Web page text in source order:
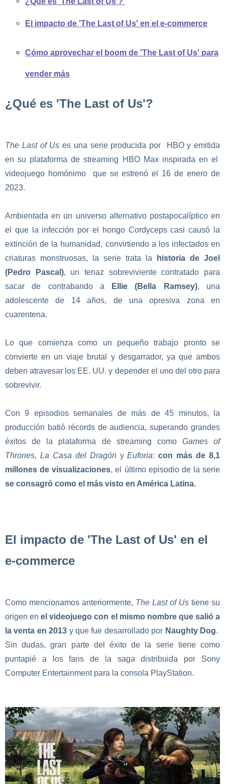
El impacto de 'The Last of Us' en el e-commerce
Cómo aprovechar el boom de 'The Last of Us' para
vender más
¿Qué es 'The Last of Us'?
The Last of Us es una serie producida por HBO y emitida
en su plataforma de streaming HBO Max inspirada en el
videojuego homónimo que se estrenó el 16 de enero de
2023.
Ambientada en un universo alternativo postapocalíptico en
el que la infección por el hongo Cordyceps casi causó la
extinción de la humanidad, convirtiendo a los infectados en
criaturas monstruosas, la serie trata la
historia de Joel
(Pedro Pascal), un tenaz sobreviviente contratado para
sacar de contrabando a
Ellie (Bella Ramsey), una
adolescente de 14 años, de una opresiva zona en
cuarentena.
Lo que comienza como un pequeño trabajo pronto se
convierte en un viaje brutal y desgarrador, ya que ambos
deben atravesar los EE. UU. y depender el uno del otro para
sobrevivir.
Con 9 episodios semanales de más de 45 minutos, la
producción batió récords de audiencia, superando grandes
éxitos de la plataforma de streaming como Games of
Thrones, La Casa del Dragón yEuforia:con más de 8,1
millones de visualizaciones, el último episodio de la serie
se consagró como el más visto en América Latina.
El impacto de 'The Last of Us' en el
e-commerce
Como mencionamos anteriormente, The Last of Us tiene su
origen enel videojuego con el mismo nombre que salió a
la venta en 2013 y que fue desarrollado por Naughty Dog.
Sin dudas, gran parte del éxito de la serie tiene como
puntapié a los fans de la saga distribuida por Sony
Computer Entertainment para la consola PlayStation.